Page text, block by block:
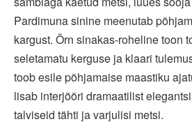
Pardimuna sinine meenutab
kargust. Õrn sinakas-roheline toon
seletamatu kerguse ja klaari
toob esile põhjamaise maastiku
lisab interjööri dramaatilist
talviseid tähti ja varjulisi metsi.